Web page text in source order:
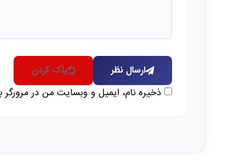
ارسال نظر پاک کردن
ذخیره نام، ایمیل و وبسایت من در